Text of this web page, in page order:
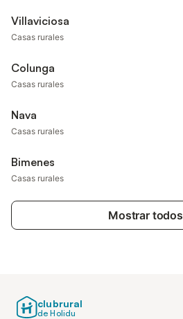
Villaviciosa
Casas rurales
Colunga
Casas rurales
Nava
Casas rurales
Bimenes
Casas rurales
Mostrar todos
clubrural
de Holidu